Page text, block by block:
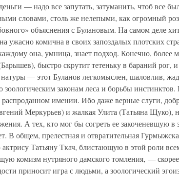
— надо все запутать, затуманить, чтоб все
словами, столь же нелепыми, как огромный
объяснения с Булановым. На самом деле
ужасно комична в своих запоздалых плотских
она, умница, знает подход. Конечно, более
быстро скрутит тетеньку в бараний рог,
натуры — этот Буланов легкомыслен, шаловлив,
зоологическим законам леса и борьбы инстинктов.
распроданном имении. Ибо даже верные слуги,
Меркурьев) и жалкая Улита (Татьяна Щуко),
А тех, кто мог бы согреть ее закоченевшую в
В общем, прелестная и отвратительная
актрису Татьяну Ткач, блистающую в этой роли
комизм нутряного дамского томления, —
приносит игра с людьми, а зоологический